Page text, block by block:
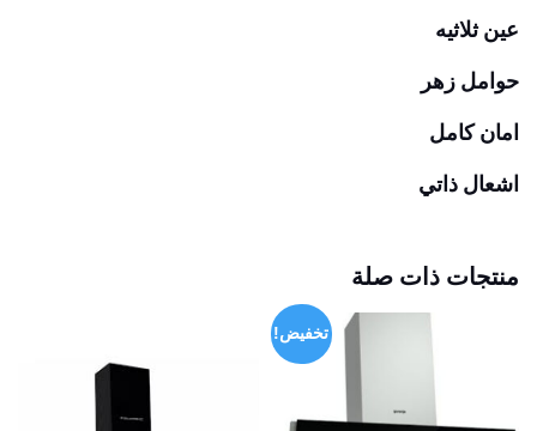
عين ثلاثيه
حوامل زهر
امان كامل
اشعال ذاتي
منتجات ذات صلة
تخفيض!